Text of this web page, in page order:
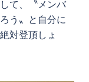
て、〝メンバ
う〟と自分に
対登頂しょ